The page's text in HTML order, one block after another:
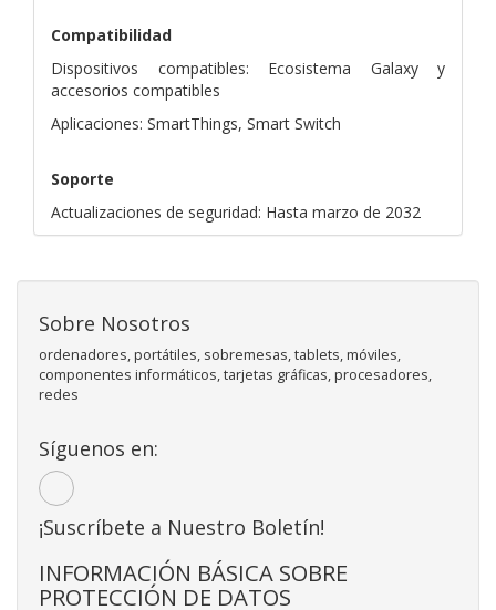
Compatibilidad
Dispositivos compatibles: Ecosistema Galaxy y
accesorios compatibles
Aplicaciones: SmartThings, Smart Switch
Soporte
Actualizaciones de seguridad: Hasta marzo de 2032
Sobre Nosotros
ordenadores, portátiles, sobremesas, tablets, móviles,
componentes informáticos, tarjetas gráficas, procesadores,
redes
Síguenos en:
¡Suscríbete a Nuestro Boletín!
INFORMACIÓN BÁSICA SOBRE
PROTECCIÓN DE DATOS